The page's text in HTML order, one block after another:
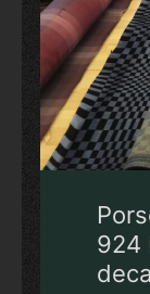
924